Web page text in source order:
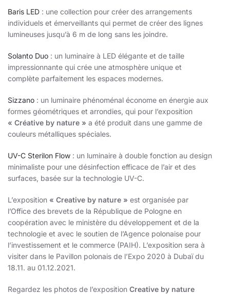
Baris LED : une collection pour créer des arrangements
individuels et émerveillants qui permet de créer des lignes
lumineuses jusqu’à 6 m de long sans les joindre.
Solanto Duo : un luminaire à LED élégante et de taille
impressionnante qui crée une atmosphère unique et
complète parfaitement les espaces modernes.
Sizzano : un luminaire phénoménal économe en énergie aux
formes géométriques et arrondies, qui pour l’exposition
« Créative by nature » a été produit dans une gamme de
couleurs métalliques spéciales.
UV-C Sterilon Flow : un luminaire à double fonction au design
minimaliste pour une désinfection efficace de l’air et des
surfaces, basée sur la technologie UV-C.
L’exposition « Creative by nature » est organisée par
l’Office des brevets de la République de Pologne en
coopération avec le ministère du développement et de la
technologie et avec le soutien de l’Agence polonaise pour
l’investissement et le commerce (PAIH). L’exposition sera à
visiter dans le Pavillon polonais de l’Expo 2020 à Dubaï du
18.11. au 01.12.2021.
Regardez les photos de l’exposition Creative by nature